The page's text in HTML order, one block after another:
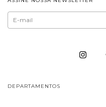
DEPARTAMENTOS